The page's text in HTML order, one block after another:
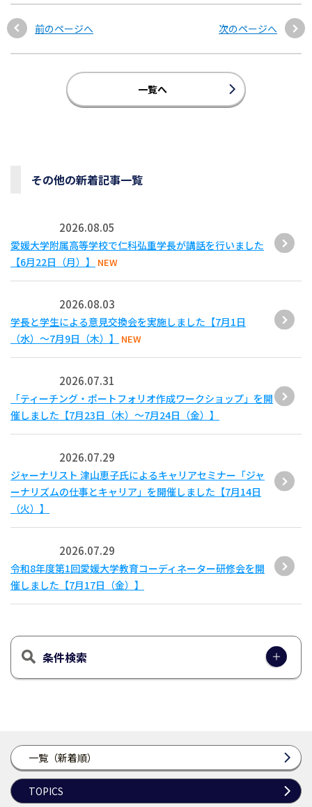
一覧（新着順）
TOPICS
前のページへ 次のページへ
一覧へ
その他の新着記事一覧
2026.08.05
愛媛大学附属高等学校で仁科弘重学長が講話を行いました
【6月22日（月）】
NEW
2026.08.03
学長と学生による意見交換会を実施しました【7月1日
（水）～7月9日（木）】
NEW
2026.07.31
「ティーチング・ポートフォリオ作成ワークショップ」を開
催しました【7月23日（木）～7月24日（金）】
2026.07.29
ジャーナリスト 津山恵子氏によるキャリアセミナー「ジャ
ーナリズムの仕事とキャリア」を開催しました【7月14日
（火）】
2026.07.29
令和8年度第1回愛媛大学教育コーディネーター研修会を開
催しました【7月17日（金）】
条件検索